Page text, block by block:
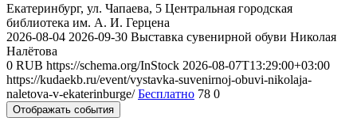
Екатеринбург, ул. Чапаева, 5 Центральная городская
библиотека им. А. И. Герцена
2026-08-04 2026-09-30 Выставка сувенирной обуви Николая
Налётова
0 RUB https://schema.org/InStock 2026-08-07T13:29:00+03:00
https://kudaekb.ru/event/vystavka-suvenirnoj-obuvi-nikolaja-
naletova-v-ekaterinburge/ Бесплатно 78 0
Отображать события